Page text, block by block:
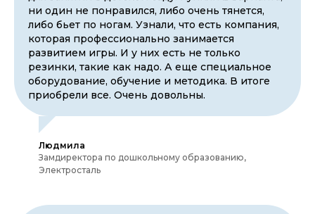
ни один не понравился, либо очень тянется,
либо бьет по ногам. Узнали, что есть компания,
которая профессионально занимается
развитием игры. И у них есть не только
резинки, такие как надо. А еще специальное
оборудование, обучение и методика. В итоге
приобрели все. Очень довольны.
Людмила
Замдиректора по дошкольному образованию,
Электросталь